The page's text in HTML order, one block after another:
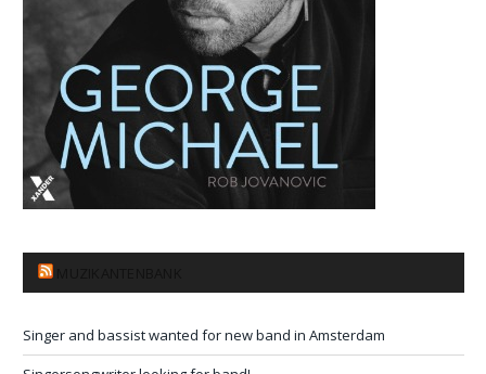
Singer and bassist wanted for new band in Amsterdam